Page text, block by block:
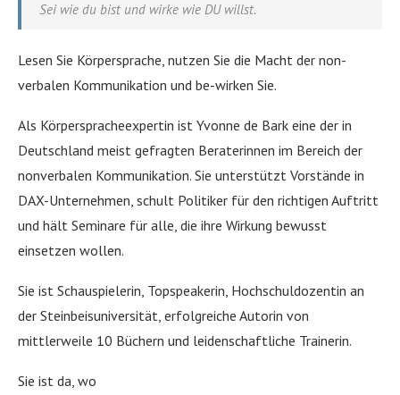
Sei wie du bist und wirke wie DU willst.
Lesen Sie Körpersprache, nutzen Sie die Macht der non-
verbalen Kommunikation und be-wirken Sie.
Als Körperspracheexpertin ist Yvonne de Bark eine der in
Deutschland meist gefragten Beraterinnen im Bereich der
nonverbalen Kommunikation. Sie unterstützt Vorstände in
DAX-Unternehmen, schult Politiker für den richtigen Auftritt
und hält Seminare für alle, die ihre Wirkung bewusst
einsetzen wollen.
Sie ist Schauspielerin, Topspeakerin, Hochschuldozentin an
der Steinbeisuniversität, erfolgreiche Autorin von
mittlerweile 10 Büchern und leidenschaftliche Trainerin.
Sie ist da, wo